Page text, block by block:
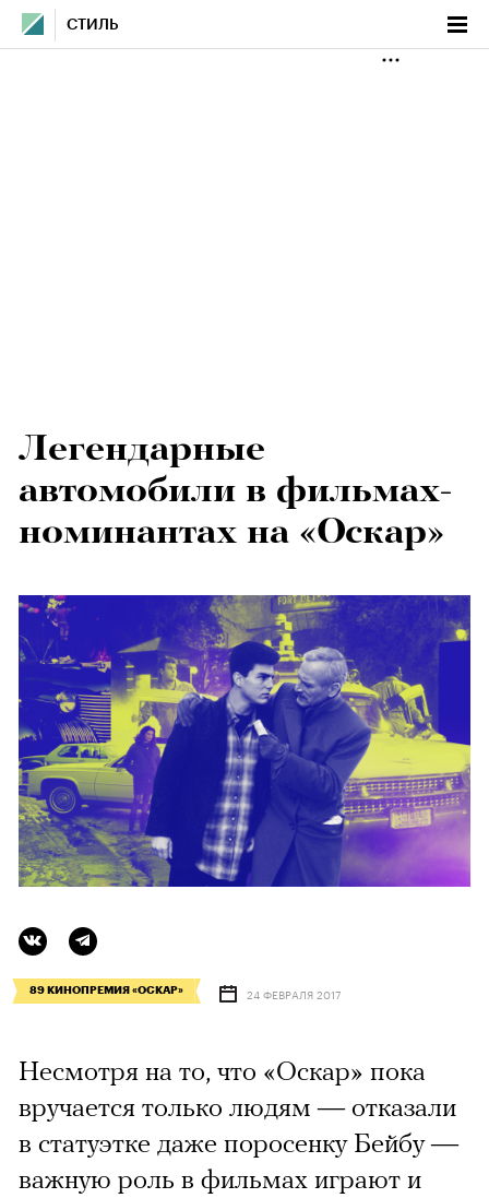
СТИЛЬ
Легендарные
автомобили в фильмах-
номинантах на «Оскар»
89 КИНОПРЕМИЯ «ОСКАР» 24 ФЕВРАЛЯ 2017
Несмотря на то, что «Оскар» пока
вручается только людям — отказали
в статуэтке даже поросенку Бейбу —
важную роль в фильмах играют и